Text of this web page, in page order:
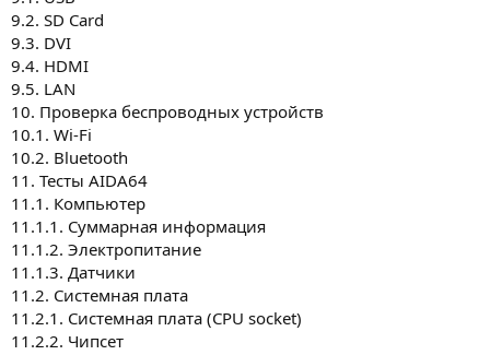
9.2. SD Card
9.3. DVI
9.4. HDMI
9.5. LAN
10. Проверка беспроводных устройств
10.1. Wi-Fi
10.2. Bluetooth
11. Тесты AIDA64
11.1. Компьютер
11.1.1. Суммарная информация
11.1.2. Электропитание
11.1.3. Датчики
11.2. Системная плата
11.2.1. Системная плата (CPU socket)
11.2.2. Чипсет